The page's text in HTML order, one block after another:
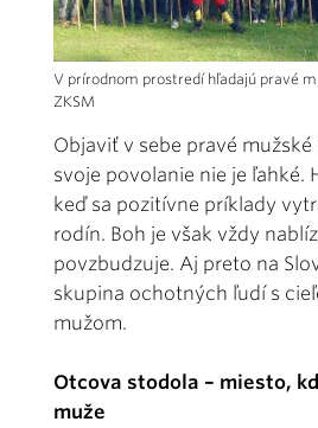
V prírodnom prostredí hľadajú pravé
ZKSM
Objaviť v sebe pravé
svoje povolanie nie je ľahké.
keď sa pozitívne príklady
rodín. Boh je však vždy
povzbudzuje. Aj preto na
skupina ochotných ľudí s
mužom.
Otcova stodola – miesto,
muže